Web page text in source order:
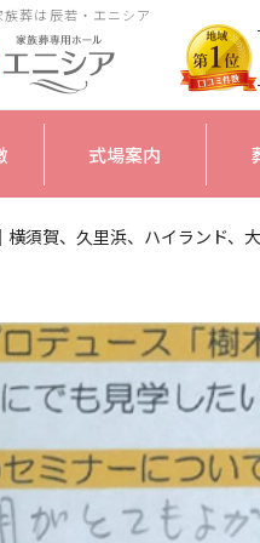
葬は辰若・エニシア
式場案内
横須賀、久里浜、ハイランド、